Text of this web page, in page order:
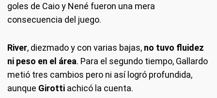
goles de Caio y Nené fueron una mera
consecuencia del juego.
River, diezmado y con varias bajas, no tuvo fluidez
ni peso en el área. Para el segundo tiempo, Gallardo
metió tres cambios pero ni así logró profundida,
aunque Girotti achicó la cuenta.